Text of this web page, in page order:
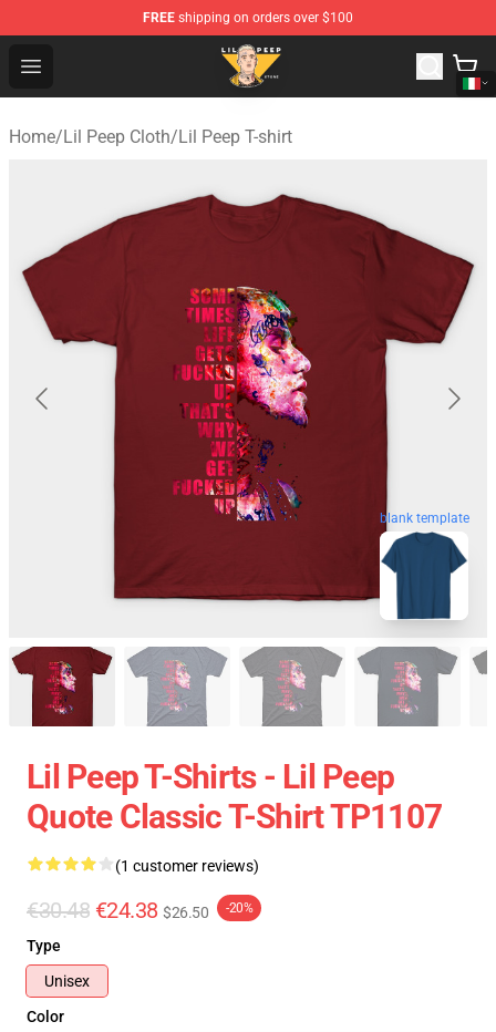
FREE shipping on orders over $100
Open menu
Lil Peep Store - Official Lil Peep Merchandise Shop
Home/Lil Peep Cloth/Lil Peep T-shirt
blank template
Lil Peep T-Shirts - Lil Peep
Quote Classic T-Shirt TP1107
(1 customer reviews)
€30.48 €24.38 $26.50 -20%
Type
Unisex
Color